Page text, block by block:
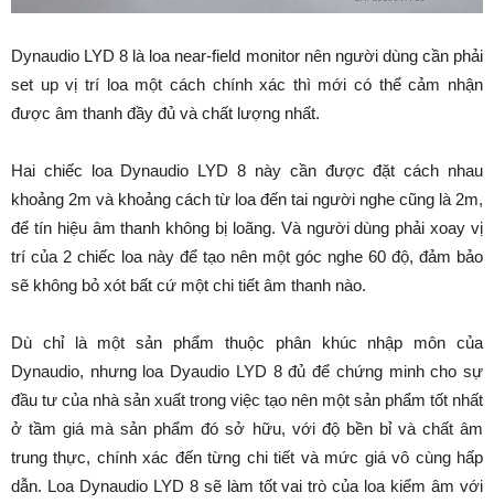
Dynaudio LYD 8 là loa near-field monitor nên người dùng cần phải
set up vị trí loa một cách chính xác thì mới có thể cảm nhận
được âm thanh đầy đủ và chất lượng nhất.
Hai chiếc loa Dynaudio LYD 8 này cần được đặt cách nhau
khoảng 2m và khoảng cách từ loa đến tai người nghe cũng là 2m,
để tín hiệu âm thanh không bị loãng. Và người dùng phải xoay vị
trí của 2 chiếc loa này để tạo nên một góc nghe 60 độ, đảm bảo
sẽ không bỏ xót bất cứ một chi tiết âm thanh nào.
Dù chỉ là một sản phẩm thuộc phân khúc nhập môn của
Dynaudio, nhưng loa Dyaudio LYD 8 đủ để chứng minh cho sự
đầu tư của nhà sản xuất trong việc tạo nên một sản phẩm tốt nhất
ở tầm giá mà sản phẩm đó sở hữu, với độ bền bỉ và chất âm
trung thực, chính xác đến từng chi tiết và mức giá vô cùng hấp
dẫn. Loa Dynaudio LYD 8 sẽ làm tốt vai trò của loa kiểm âm với